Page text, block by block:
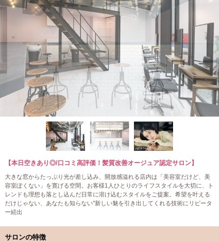
【本日空きあり◎/口コミ高評価！髪質改善オージュア認定サロン】
大きな窓からたっぷり光が差し込み、開放感溢れる店内は「美容室だけど、美
容室ぽくない」を寛げる空間。お客様1人ひとりのライフスタイルを大切に、ト
レンドも理想も落とし込んだ日常に溶け込むスタイルをご提案。希望を叶える
だけじゃない、あなたも知らない"新しい魅を引き出してくれる技術にリピータ
ー続出
サロンの特徴